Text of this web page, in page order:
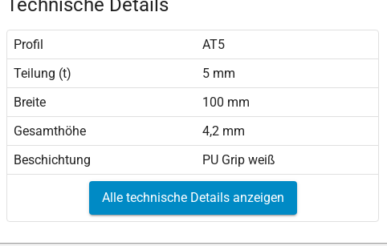
Technische Details
Profil
AT5
Teilung (t)
5 mm
Breite
100 mm
Gesamthöhe
4,2 mm
Beschichtung
PU Grip weiß
Alle technische Details anzeigen